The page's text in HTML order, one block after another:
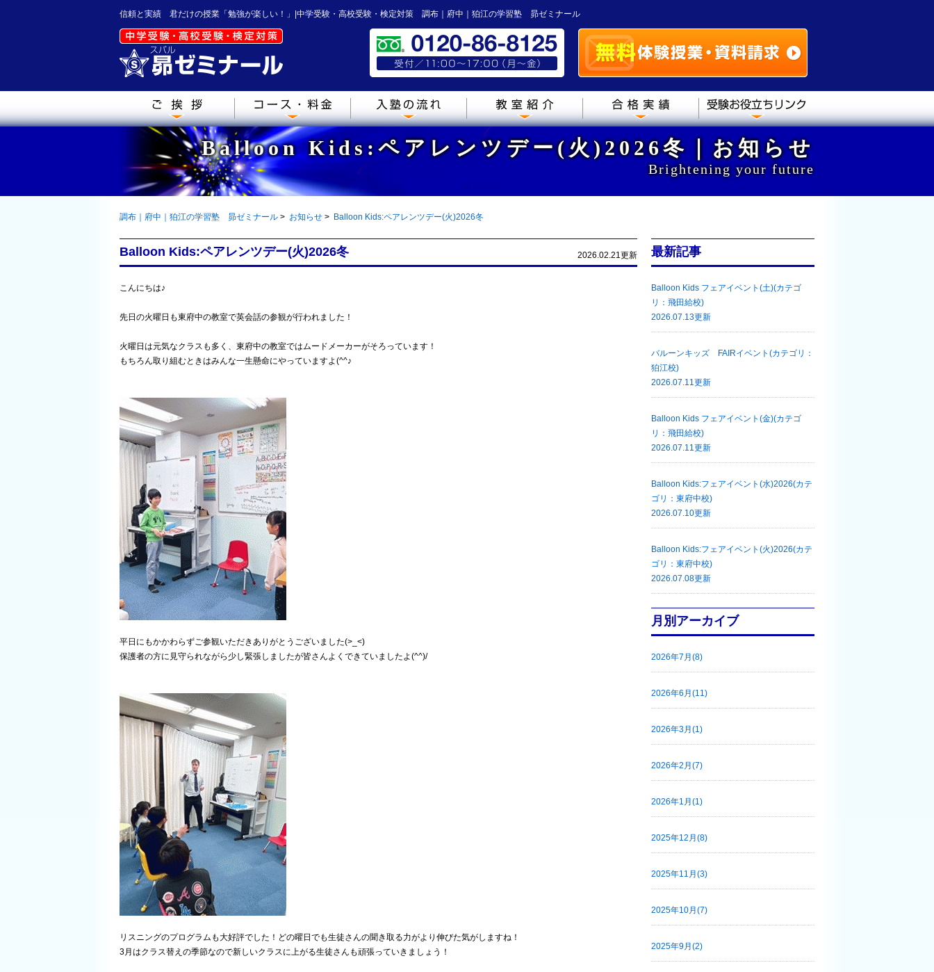
信頼と実績 君だけの授業「勉強が楽しい！」|中学受験・高校受験・検定対策 調布｜府中｜狛江の学習塾 昴ゼミナール
Balloon Kids:ペアレンツデー(火)2026冬｜お知らせ
Brightening your future
調布｜府中｜狛江の学習塾 昴ゼミナール > お知らせ > Balloon Kids:ペアレンツデー(火)2026冬
Balloon Kids:ペアレンツデー(火)2026冬 2026.02.21更新
こんにちは♪
先日の火曜日も東府中の教室で英会話の参観が行われました！
火曜日は元気なクラスも多く、東府中の教室ではムードメーカーがそろっています！
もちろん取り組むときはみんな一生懸命にやっていますよ(^^♪
平日にもかかわらずご参観いただきありがとうございました(>_<)
保護者の方に見守られながら少し緊張しましたが皆さんよくできていましたよ(^^)/
リスニングのプログラムも大好評でした！どの曜日でも生徒さんの聞き取る力がより伸びた気がしますね！
3月はクラス替えの季節なので新しいクラスに上がる生徒さんも頑張っていきましょう！
最新記事
Balloon Kids フェアイベント(土)(カテゴ
リ：飛田給校)
2026.07.13更新
バルーンキッズ FAIRイベント(カテゴリ：
狛江校)
2026.07.11更新
Balloon Kids フェアイベント(金)(カテゴ
リ：飛田給校)
2026.07.11更新
Balloon Kids:フェアイベント(水)2026(カテ
ゴリ：東府中校)
2026.07.10更新
Balloon Kids:フェアイベント(火)2026(カテ
ゴリ：東府中校)
2026.07.08更新
月別アーカイブ
2026年7月(8)
2026年6月(11)
2026年3月(1)
2026年2月(7)
2026年1月(1)
2025年12月(8)
2025年11月(3)
2025年10月(7)
2025年9月(2)